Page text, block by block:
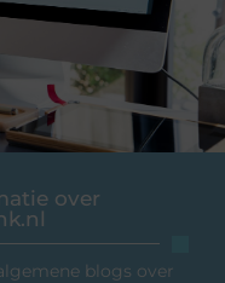
over
blogs over